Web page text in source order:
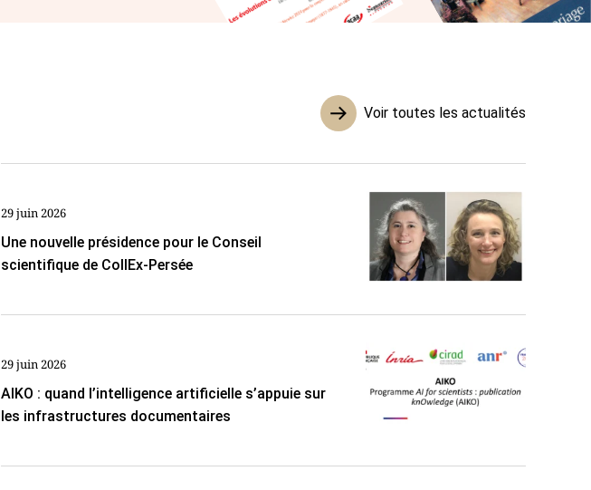
Voir toutes les actualités
29 juin 2026
Une nouvelle présidence pour le Conseil
scientifique de CollEx-Persée
29 juin 2026
AIKO : quand l’intelligence artificielle s’appuie sur
les infrastructures documentaires